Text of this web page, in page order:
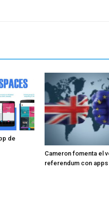
de
Cameron fomenta el
referendum con apps